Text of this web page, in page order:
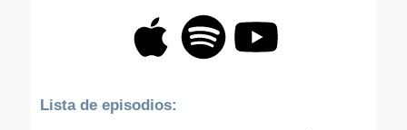
Lista de episodios: